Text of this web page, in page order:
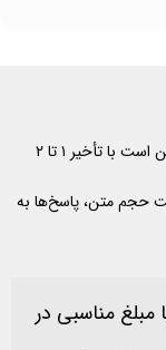
به علت حجم بالای کامنت‌ها، پاسخ‌دهی به آن‌ها ممکن است با تأخیر ۱ تا ۲
حجم متن، پاسخ‌ها به
مبلغ مناسبی در